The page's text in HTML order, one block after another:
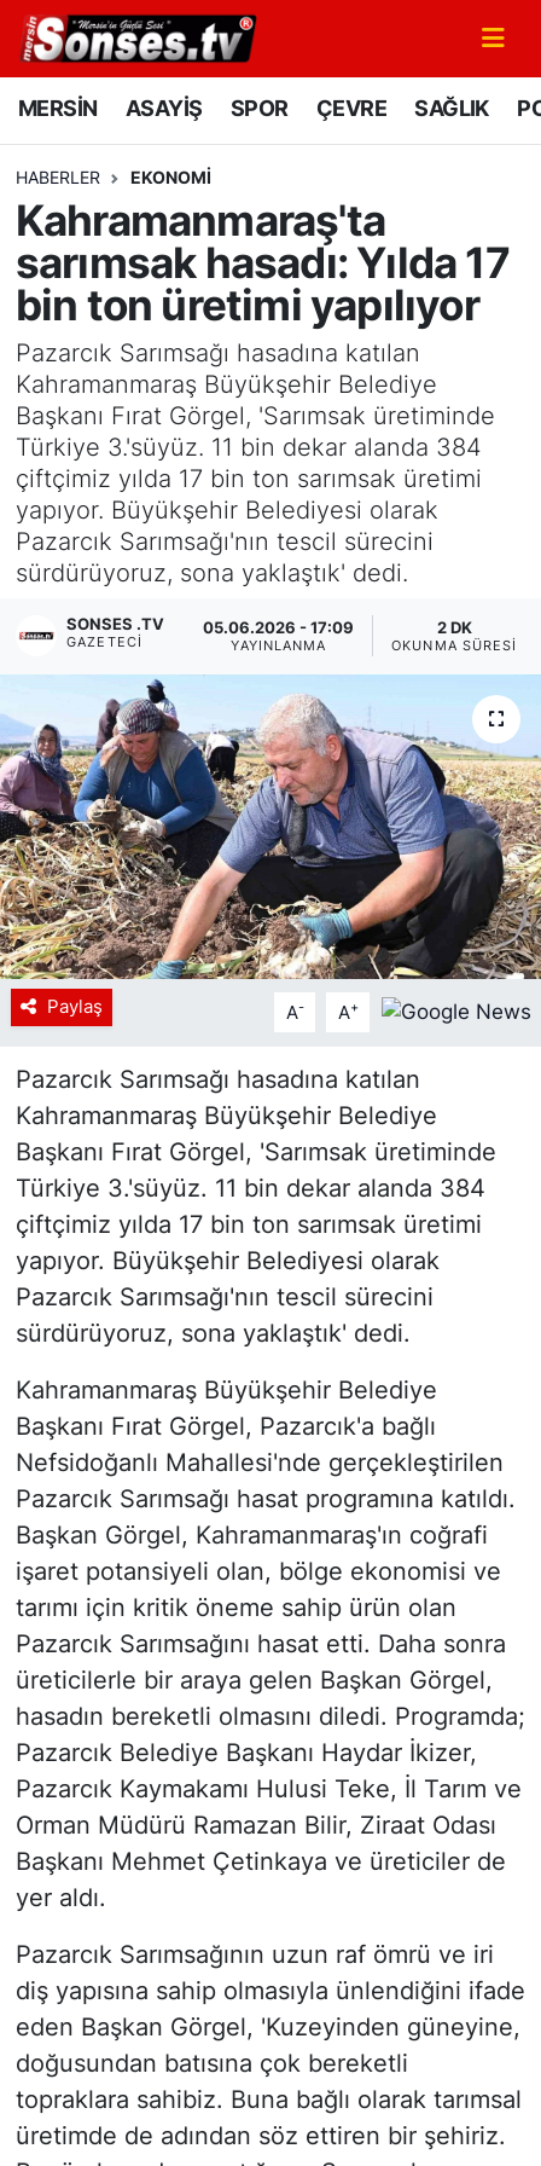
MERSİN ASAYİŞ SPOR ÇEVRE SAĞLIK
HABERLER EKONOMİ
Kahramanmaraş'ta
sarımsak hasadı: Yılda 17
bin ton üretimi yapılıyor
Pazarcık Sarımsağı hasadına katılan
Kahramanmaraş Büyükşehir Belediye
Başkanı Fırat Görgel, 'Sarımsak üretiminde
Türkiye 3.'süyüz. 11 bin dekar alanda 384
çiftçimiz yılda 17 bin ton sarımsak üretimi
yapıyor. Büyükşehir Belediyesi olarak
Pazarcık Sarımsağı'nın tescil sürecini
sürdürüyoruz, sona yaklaştık' dedi.
SONSES .TV
GAZETECI
05.06.2026 - 17:09
YAYINLANMA
2 DK
OKUNMA SÜRESI
Paylaş A- A+
Pazarcık Sarımsağı hasadına katılan
Kahramanmaraş Büyükşehir Belediye
Başkanı Fırat Görgel, 'Sarımsak üretiminde
Türkiye 3.'süyüz. 11 bin dekar alanda 384
çiftçimiz yılda 17 bin ton sarımsak üretimi
yapıyor. Büyükşehir Belediyesi olarak
Pazarcık Sarımsağı'nın tescil sürecini
sürdürüyoruz, sona yaklaştık' dedi.
Kahramanmaraş Büyükşehir Belediye
Başkanı Fırat Görgel, Pazarcık'a bağlı
Nefsidoğanlı Mahallesi'nde gerçekleştirilen
Pazarcık Sarımsağı hasat programına katıldı.
Başkan Görgel, Kahramanmaraş'ın coğrafi
işaret potansiyeli olan, bölge ekonomisi ve
tarımı için kritik öneme sahip ürün olan
Pazarcık Sarımsağını hasat etti. Daha sonra
üreticilerle bir araya gelen Başkan Görgel,
hasadın bereketli olmasını diledi. Programda;
Pazarcık Belediye Başkanı Haydar İkizer,
Pazarcık Kaymakamı Hulusi Teke, İl Tarım ve
Orman Müdürü Ramazan Bilir, Ziraat Odası
Başkanı Mehmet Çetinkaya ve üreticiler de
yer aldı.
Pazarcık Sarımsağının uzun raf ömrü ve iri
diş yapısına sahip olmasıyla ünlendiğini ifade
eden Başkan Görgel, 'Kuzeyinden güneyine,
doğusundan batısına çok bereketli
topraklara sahibiz. Buna bağlı olarak tarımsal
üretimde de adından söz ettiren bir şehiriz.
MERSİN
SPOR
GÜNÜN MANŞETİ
DÜNYA
KÜLTÜR - SANAT
MAGAZİN
SAĞLIK
Siyaset
YEREL HABER
Haberde insan
Tanıtım
Mersin Nöbetçi Eczaneler
Mersin Namaz Vakitleri
Mersin Trafik Yoğunluk Haritası
Süper Lig Puan Durumu ve Fikstür
Tüm Manşetler
Son Dakika Haberleri
Haber Arşivi